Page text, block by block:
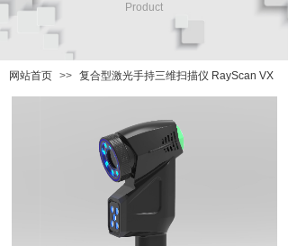
Product
网站首页 >> 复合型激光手持三维扫描仪 RayScan VX